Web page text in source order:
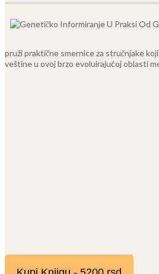
pruži praktične smernice za stručnjake
veštine u ovoj brzo evoluirajućoj oblasti